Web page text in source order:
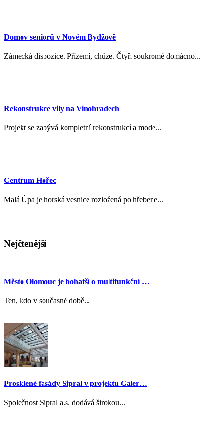
Domov seniorů v Novém Bydžově
Zámecká dispozice. Přízemí, chůze. Čtyři soukromé domácno...
Rekonstrukce vily na Vinohradech
Projekt se zabývá kompletní rekonstrukcí a mode...
Centrum Hořec
Malá Úpa je horská vesnice rozložená po hřebene...
Nejčtenější
Město Olomouc je bohatší o multifunkční …
Ten, kdo v současné době...
Prosklené fasády Sipral v projektu Galer…
Společnost Sipral a.s. dodává širokou...